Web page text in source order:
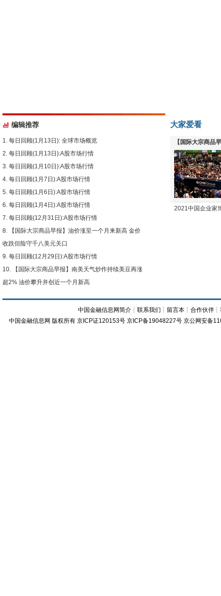
编辑推荐
每日回顾(1月13日): 全球市场概览
每日回顾(1月13日):A股市场行情
每日回顾(1月10日):A股市场行情
每日回顾(1月7日):A股市场行情
每日回顾(1月6日):A股市场行情
每日回顾(1月4日):A股市场行情
每日回顾(12月31日):A股市场行情
【国际大宗商品早报】油价涨至一个月来新高 金价
收跌但险守千八美元关口
每日回顾(12月29日):A股市场行情
【国际大宗商品早报】南美天气炒作持续美豆再涨
超2% 油价攀升并创近一个月新高
大家爱看
【国际大宗商品
下跌
2021中国企业家
中国金融信息网简介 ┊联系我们 ┊ 留言本 ┊合作伙伴 ┊
中国金融信息网 版权所有 京ICP证120153号 京ICP备19048227号 京公网安备